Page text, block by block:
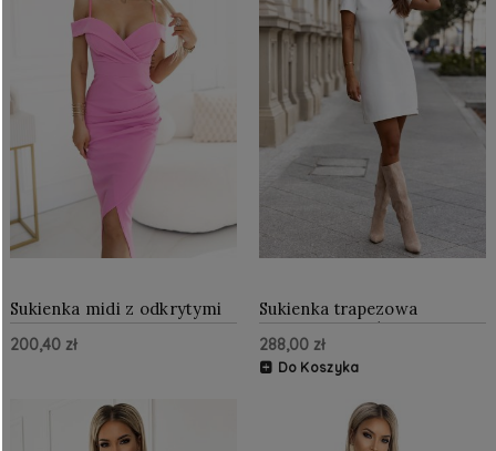
Sukienka midi z odkrytymi
ramionami i dekoltem
Cukierkowy Róż
200,40 zł
Sukienka trapezowa
klasyczna z krótkim
rękawem Śmietankowa
288,00 zł
Do Koszyka